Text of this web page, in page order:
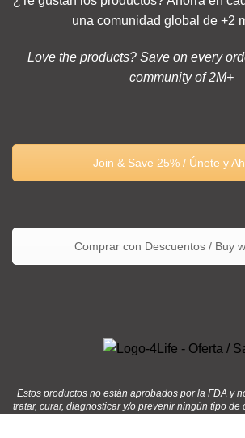
una comunidad global de +2
Love the products? Save on every
community of 2M+
Join & Save 25% / Únete y
Comprar con Descuentos / Buy
Estos productos no están aprobados por la FDA y
tratar, curar, diagnosticar y/o prevenir ningún tipo